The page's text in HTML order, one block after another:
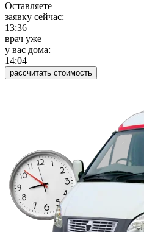
Оставляете
заявку сейчас:
13:36
врач уже
у вас дома:
14:04
рассчитать стоимость